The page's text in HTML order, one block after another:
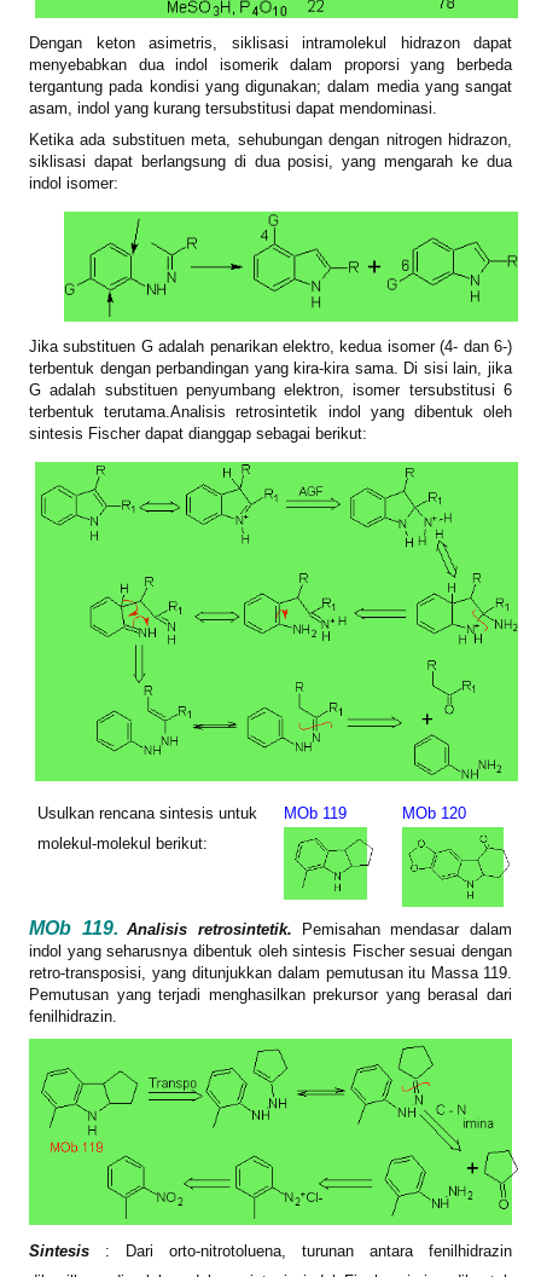
Dengan keton asimetris, siklisasi intramolekul hidrazon dapat
menyebabkan dua indol isomerik dalam proporsi yang berbeda
tergantung pada kondisi yang digunakan; dalam media yang sangat
asam, indol yang kurang tersubstitusi dapat mendominasi.
Ketika ada substituen meta, sehubungan dengan nitrogen hidrazon,
siklisasi dapat berlangsung di dua posisi, yang mengarah ke dua
indol isomer:
Jika substituen G adalah penarikan elektro, kedua isomer (4- dan 6-)
terbentuk dengan perbandingan yang kira-kira sama. Di sisi lain, jika
G adalah substituen penyumbang elektron, isomer tersubstitusi 6
terbentuk terutama.Analisis retrosintetik indol yang dibentuk oleh
sintesis Fischer dapat dianggap sebagai berikut:
Usulkan rencana sintesis untuk
molekul-molekul berikut:
MOb 119 MOb 120
MOb 119. Analisis retrosintetik.
Pemisahan mendasar dalam
indol yang seharusnya dibentuk oleh sintesis Fischer sesuai dengan
retro-transposisi, yang ditunjukkan dalam pemutusan itu Massa 119.
Pemutusan yang terjadi menghasilkan prekursor yang berasal dari
fenilhidrazin.
Sintesis
: Dari orto-nitrotoluena, turunan antara fenilhidrazin